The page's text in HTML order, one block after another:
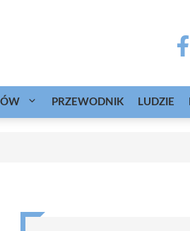
PRZEWODNIK LUDZIE